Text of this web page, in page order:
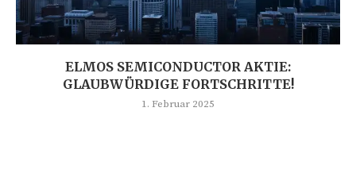
ELMOS SEMICONDUCTOR AKTIE:
GLAUBWÜRDIGE FORTSCHRITTE!
1. Februar 2025